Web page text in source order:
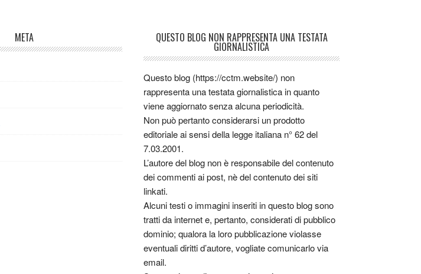
META QUESTO BLOG NON RAPPRESENTA UNA TESTATA
GIORNALISTICA
Questo blog (https://cctm.website/) non
rappresenta una testata giornalistica in quanto
viene aggiornato senza alcuna periodicità.
Non può pertanto considerarsi un prodotto
editoriale ai sensi della legge italiana n° 62 del
7.03.2001.
L’autore del blog non è responsabile del contenuto
dei commenti ai post, nè del contenuto dei siti
linkati.
Alcuni testi o immagini inseriti in questo blog sono
tratti da internet e, pertanto, considerati di pubblico
dominio; qualora la loro pubblicazione violasse
eventuali diritti d’autore, vogliate comunicarlo via
email.